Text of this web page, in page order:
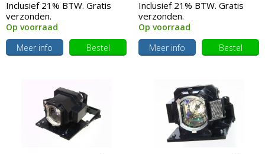
Inclusief 21% BTW. Gratis
verzonden.
Op voorraad
Meer info
Bestel
Inclusief 21% BTW. Gratis
verzonden.
Op voorraad
Meer info
Bestel